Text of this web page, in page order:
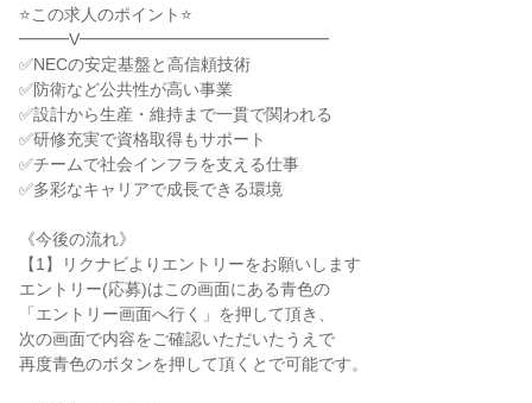
⭐この求人のポイント⭐
━━━V━━━━━━━━━━━━━━━
✅NECの安定基盤と高信頼技術
✅防衛など公共性が高い事業
✅設計から生産・維持まで一貫で関われる
✅研修充実で資格取得もサポート
✅チームで社会インフラを支える仕事
✅多彩なキャリアで成長できる環境
《今後の流れ》
【1】リクナビよりエントリーをお願いします
エントリー(応募)はこの画面にある青色の
「エントリー画面へ行く」を押して頂き、
次の画面で内容をご確認いただいたうえで
再度青色のボタンを押して頂くとで可能です。